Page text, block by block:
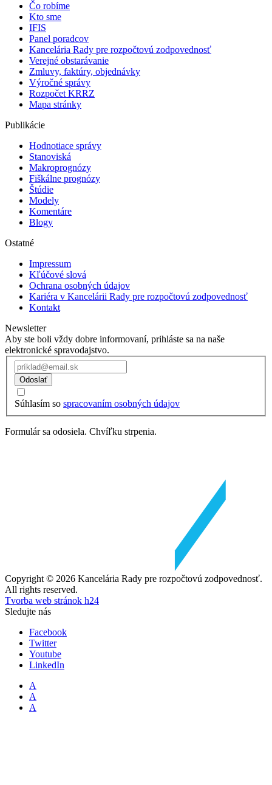
Čo robíme
Kto sme
IFIS
Panel poradcov
Kancelária Rady pre rozpočtovú zodpovednosť
Verejné obstarávanie
Zmluvy, faktúry, objednávky
Výročné správy
Rozpočet KRRZ
Mapa stránky
Publikácie
Hodnotiace správy
Stanoviská
Makroprognózy
Fiškálne prognózy
Štúdie
Modely
Komentáre
Blogy
Ostatné
Impressum
Kľúčové slová
Ochrana osobných údajov
Kariéra v Kancelárii Rady pre rozpočtovú zodpovednosť
Kontakt
Newsletter
Aby ste boli vždy dobre informovaní, prihláste sa na naše
elektronické spravodajstvo.
Odoslať
Súhlasím so spracovaním osobných údajov
Formulár sa odosiela. Chvíľku strpenia.
Copyright © 2026 Kancelária Rady pre rozpočtovú zodpovednosť.
All rights reserved.
Tvorba web stránok h24
Sledujte nás
Facebook
Twitter
Youtube
LinkedIn
A
A
A